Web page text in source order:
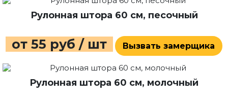
Рулонная штора 60 см, песочный
от 55 руб / шт Вызвать замерщика
Рулонная штора 60 см, молочный